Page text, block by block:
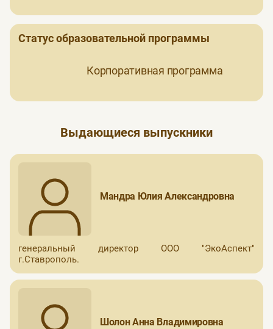
Статус образовательной программы
Корпоративная программа
Выдающиеся выпускники
Мандра Юлия Александровна
генеральный директор ООО "ЭкоАспект"
г.Ставрополь.
Шолон Анна Владимировна